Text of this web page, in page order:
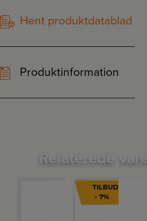
Hent produktdatablad
Produktinformation
Relaterede varer
TILBUD
- 7%